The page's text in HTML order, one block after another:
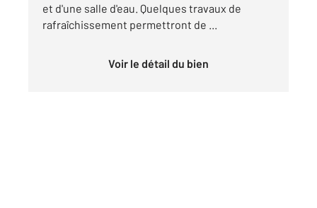
et d'une salle d'eau. Quelques travaux de
rafraîchissement permettront de ...
Voir le détail du bien